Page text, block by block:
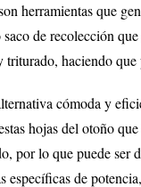
herramientas que
de recolección
haciendo
cómoda y
hojas del otoño
por lo que puede ser
específicas de